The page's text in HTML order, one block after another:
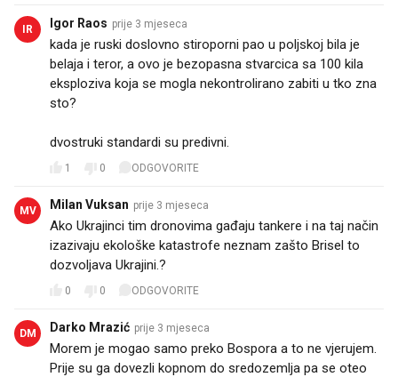
IR Igor Raos prije 3 mjeseca
kada je ruski doslovno stiroporni pao u poljskoj bila je
belaja i teror, a ovo je bezopasna stvarcica sa 100 kila
eksploziva koja se mogla nekontrolirano zabiti u tko zna
sto?
dvostruki standardi su predivni.
1 0 ODGOVORITE
MV Milan Vuksan prije 3 mjeseca
Ako Ukrajinci tim dronovima gađaju tankere i na taj način
izazivaju ekološke katastrofe neznam zašto Brisel to
dozvoljava Ukrajini.?
0 0 ODGOVORITE
DM Darko Mrazić prije 3 mjeseca
Morem je mogao samo preko Bospora a to ne vjerujem.
Prije su ga dovezli kopnom do sredozemlja pa se oteo